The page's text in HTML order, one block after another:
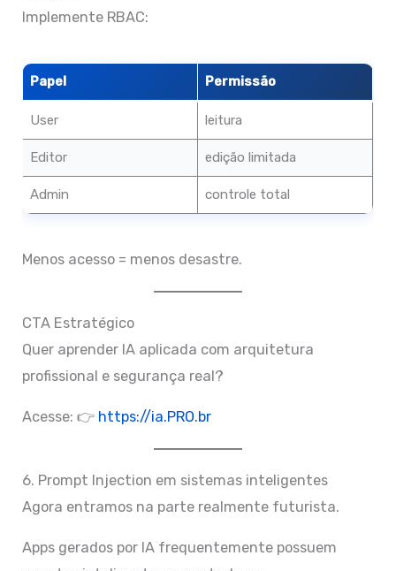
Implemente RBAC:
Papel Permissão
User leitura
Editor edição limitada
Admin controle total
Menos acesso = menos desastre.
CTA Estratégico
Quer aprender IA aplicada com arquitetura
profissional e segurança real?
Acesse: 👉 https://ia.PRO.br
6. Prompt Injection em sistemas inteligentes
Agora entramos na parte realmente futurista.
Apps gerados por IA frequentemente possuem